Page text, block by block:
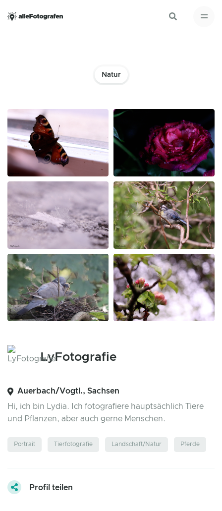
Natur
LyFotografie
Auerbach/Vogtl., Sachsen
Hi, ich bin Lydia. Ich fotografiere hauptsächlich Tiere
und Pflanzen, aber auch gerne Menschen.
Portrait Tierfotografie Landschaft/Natur Pferde
Profil teilen